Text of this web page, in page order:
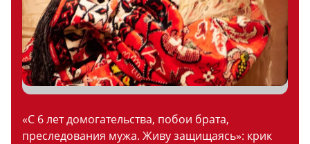
«С 6 лет домогательства, побои брата,
преследования мужа. Живу защищаясь»: крик